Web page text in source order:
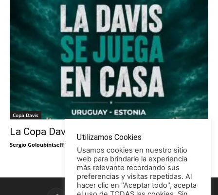
Copa Davis
La Copa Davis vuelve al Círculo
Sergio Goloubintseff
Utilizamos Cookies
Usamos cookies en nuestro sitio
web para brindarle la experiencia
más relevante recordando sus
preferencias y visitas repetidas. Al
hacer clic en "Aceptar todo", acepta